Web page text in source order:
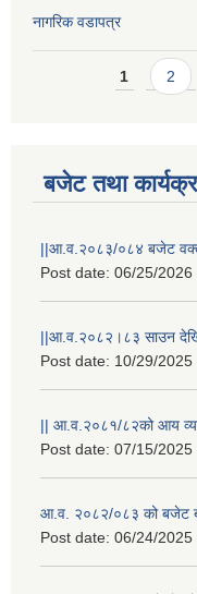
नागरिक वडापत्र
Pages1 2
बजेट तथा
||आ.व.२०८३/०८४ बजेट
Post date: 06/25/2026
||आ.व.२०८२।८३ साउन
Post date: 10/29/2025
|| आ.व.२०८१/८२को आय
Post date: 07/15/2025
आ.व. २०८२/०८३ को बजेट
Post date: 06/24/2025